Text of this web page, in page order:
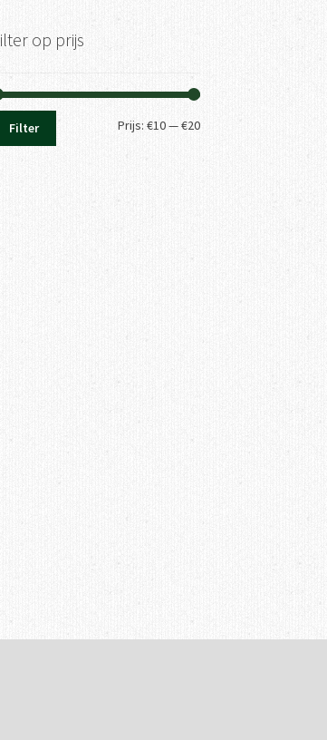
op prijs
Min.
Max.
Filter Prijs: €10—€20